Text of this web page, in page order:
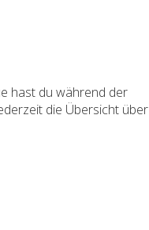
hast du während der
die Übersicht über